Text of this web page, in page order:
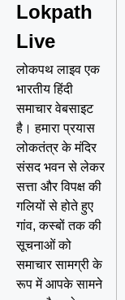
Lokpath
Live
लोकपथ लाइव एक
भारतीय हिंदी
समाचार वेबसाइट
है। हमारा प्रयास
लोकतंत्र के मंदिर
संसद भवन से लेकर
सत्ता और विपक्ष की
गलियों से होते हुए
गांव, कस्बों तक की
सूचनाओं को
समाचार सामग्री के
रूप में आपके सामने